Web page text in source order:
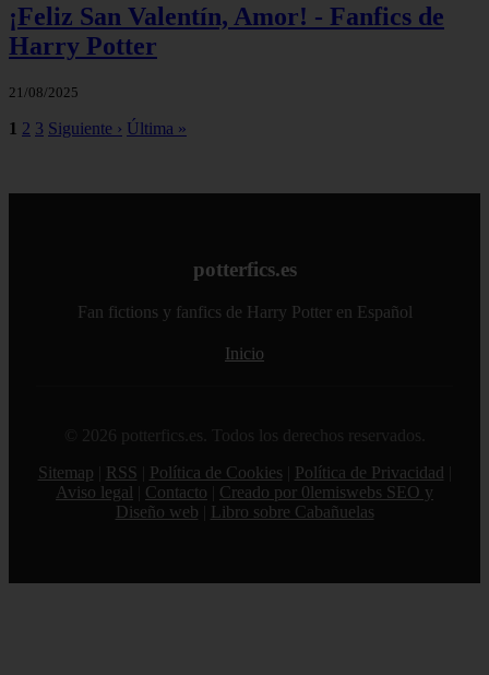
¡Feliz San Valentín, Amor! - Fanfics de
Harry Potter
21/08/2025
1 2 3 Siguiente › Última »
potterfics.es
Fan fictions y fanfics de Harry Potter en Español
Inicio
© 2026 potterfics.es. Todos los derechos reservados.
Sitemap
RSS Política de Cookies Política de Privacidad
Aviso legal
Contacto
Creado por 0lemiswebs SEO y
Diseño web
Libro sobre Cabañuelas